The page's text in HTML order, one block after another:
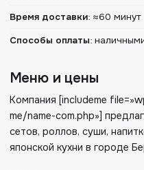
Время доставки: ≈60 минут
Способы оплаты:
Меню и цены
Компания [includeme
me/name-com.php»]
сетов, роллов, суши,
японской кухни в городе